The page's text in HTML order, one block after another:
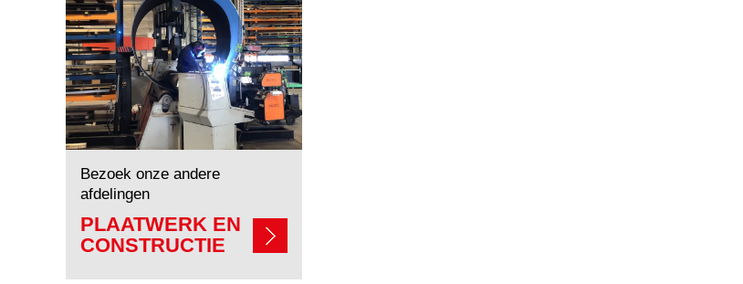
Bezoek onze andere
afdelingen
PLAATWERK EN
CONSTRUCTIE